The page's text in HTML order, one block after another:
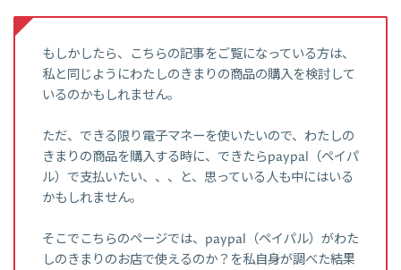
もしかしたら、こちらの記事をご覧になっている方は、
私と同じようにわたしのきまりの商品の購入を検討して
いるのかもしれません。
ただ、できる限り電子マネーを使いたいので、わたしの
きまりの商品を購入する時に、できたらpaypal（ペイパ
ル）で支払いたい、、、と、思っている人も中にはいる
かもしれません。
そこでこちらのページでは、paypal（ペイパル）がわた
しのきまりのお店で使えるのか？を私自身が調べた結果